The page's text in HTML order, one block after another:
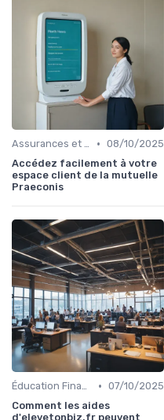
Assurances et Protections Financières • 08/10/2025
Accédez facilement à votre
espace client de la mutuelle
Praeconis
Éducation Financière • 07/10/2025
Comment les aides
d'elevetonbiz.fr peuvent